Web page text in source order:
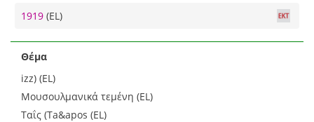
1919 (EL)
Θέμα
izz) (EL)
Μουσουλμανικά τεμένη (EL)
Ταΐς (Ta&apos (EL)